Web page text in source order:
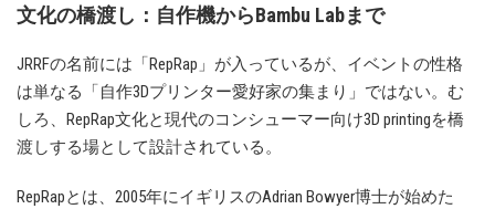
文化の橋渡し：自作機からBambu Labまで
JRRFの名前には「RepRap」が入っているが、イベントの性格
は単なる「自作3Dプリンター愛好家の集まり」ではない。む
しろ、RepRap文化と現代のコンシューマー向け3D printingを橋
渡しする場として設計されている。
RepRapとは、2005年にイギリスのAdrian Bowyer博士が始めた